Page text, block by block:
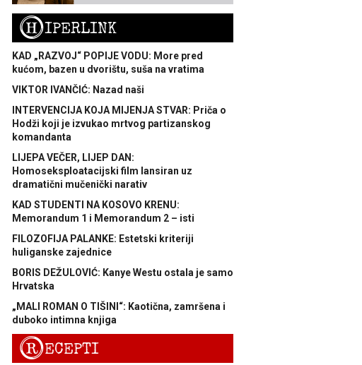
HIPERLINK
KAD „RAZVOJ“ POPIJE VODU: More pred
kućom, bazen u dvorištu, suša na vratima
VIKTOR IVANČIĆ: Nazad naši
INTERVENCIJA KOJA MIJENJA STVAR: Priča o
Hodži koji je izvukao mrtvog partizanskog
komandanta
LIJEPA VEČER, LIJEP DAN:
Homoseksploatacijski film lansiran uz
dramatični mučenički narativ
KAD STUDENTI NA KOSOVO KRENU:
Memorandum 1 i Memorandum 2 – isti
FILOZOFIJA PALANKE: Estetski kriteriji
huliganske zajednice
BORIS DEŽULOVIĆ: Kanye Westu ostala je samo
Hrvatska
„MALI ROMAN O TIŠINI“: Kaotična, zamršena i
duboko intimna knjiga
RECEPTI